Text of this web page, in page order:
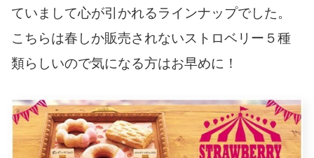
ていまして心が引かれるラインナップでした。
こちらは春しか販売されないストロベリー５種
類らしいので気になる方はお早めに！